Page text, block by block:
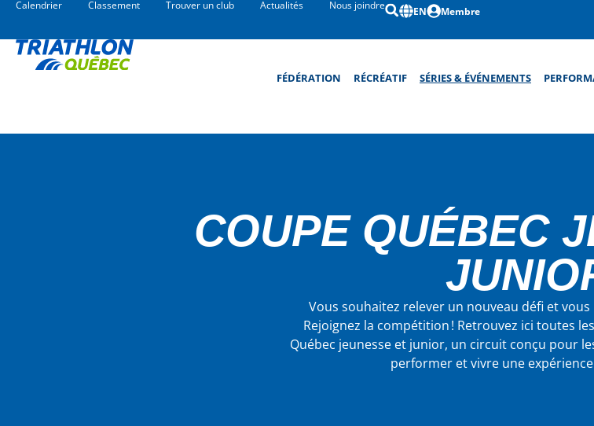
Calendrier Classement Trouver un club Actualités Nous joindre EN Membre
FÉDÉRATION RÉCRÉATIF SÉRIES & ÉVÉNEMENTS
COUPE QUÉBEC
Vous souhaitez relever un nouveau défi et vous
Rejoignez la compétition ! Retrouvez ici toutes
Québec jeunesse et junior, un circuit conçu pour
performer et vivre une